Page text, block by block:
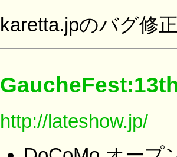
karetta.jpのバグ修
http://lateshow.jp/